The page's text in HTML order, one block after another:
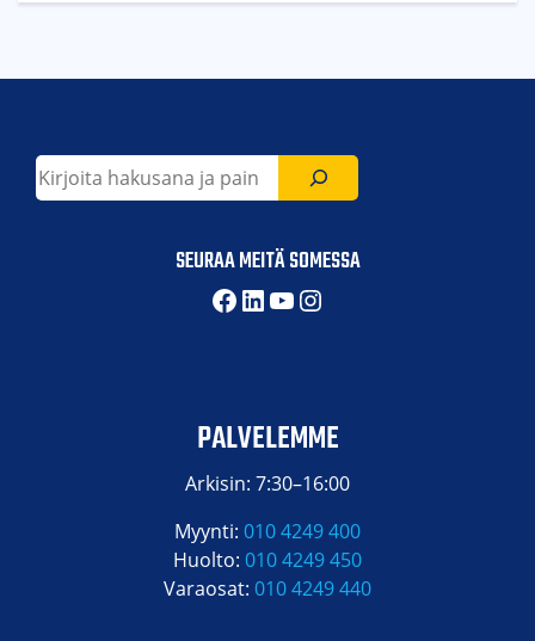
Etsi
SEURAA MEITÄ SOMESSA
Facebook
LinkedIn
YouTube
Instagram
PALVELEMME
Arkisin: 7:30–16:00
Myynti: 010 4249 400
Huolto: 010 4249 450
Varaosat: 010 4249 440